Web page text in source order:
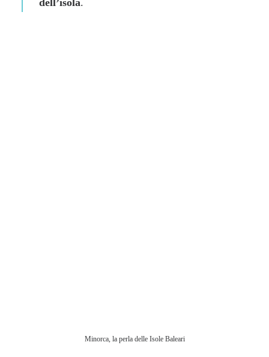
dell’isola.
Minorca, la perla delle Isole Baleari